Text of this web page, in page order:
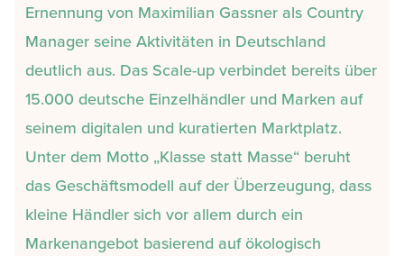
Ernennung von Maximilian Gassner als Country
Manager seine Aktivitäten in Deutschland
deutlich aus. Das Scale-up verbindet bereits über
15.000 deutsche Einzelhändler und Marken auf
seinem digitalen und kuratierten Marktplatz.
Unter dem Motto „Klasse statt Masse“ beruht
das Geschäftsmodell auf der Überzeugung, dass
kleine Händler sich vor allem durch ein
Markenangebot basierend auf ökologisch